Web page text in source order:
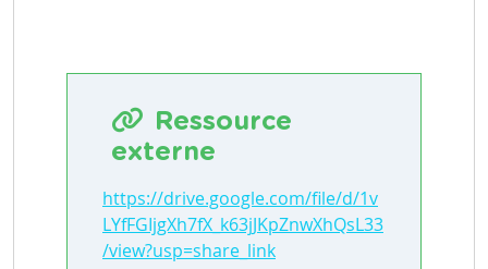
Ressource
externe
https://drive.google.com/file/d/1v
LYfFGIjgXh7fX_k63jJKpZnwXhQsL33
/view?usp=share_link